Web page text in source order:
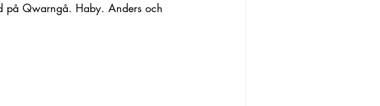
på Qwarngå. Haby. Anders och